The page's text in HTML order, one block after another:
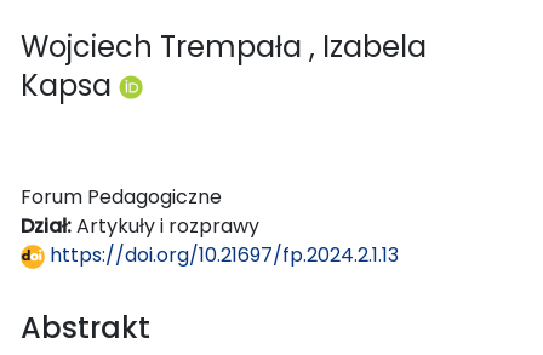
Wojciech Trempała , Izabela
Kapsa
Forum Pedagogiczne
Dział:Artykuły i rozprawy
https://doi.org/10.21697/fp.2024.2.1.13
Abstrakt